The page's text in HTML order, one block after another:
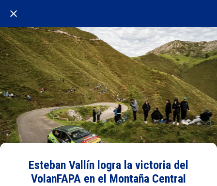
Esteban Vallín logra la victoria del
VolanFAPA en el Montaña Central